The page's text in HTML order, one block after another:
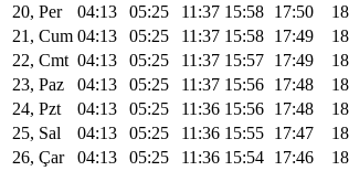
20, Per
04:13 05:25 11:37 15:58 17:50
21, Cum 04:13 05:25 11:37 15:58 17:49
22, Cmt 04:13 05:25 11:37 15:57 17:49
23, Paz
04:13 05:25 11:37 15:56 17:48
24, Pzt
04:13 05:25 11:36 15:56 17:48
25, Sal
04:13 05:25 11:36 15:55 17:47
26, Çar
04:13 05:25 11:36 15:54 17:46